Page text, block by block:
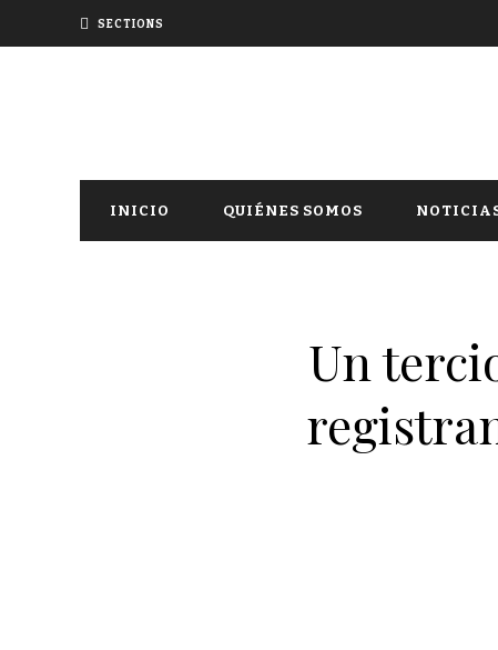
SECTIONS
INICIO QUIÉNES SOMOS
Un